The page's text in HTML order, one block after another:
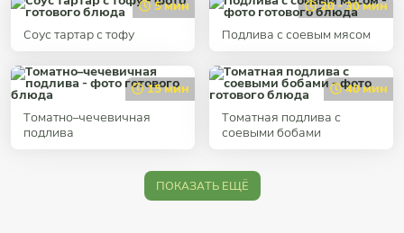
5 мин
Соус тартар с тофу
20 - 30 мин
Подлива с соевым мясом
15 мин
Томатно–чечевичная
подлива
40 мин
Томатная подлива с
соевыми бобами
ПОКАЗАТЬ ЕЩЁ